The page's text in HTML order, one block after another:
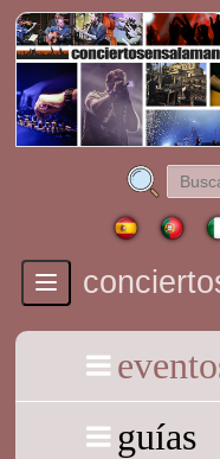
Toggle
navigation
guías